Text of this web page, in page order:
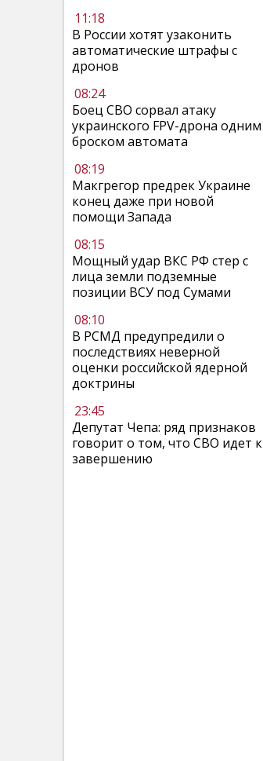
11:18
В России хотят узаконить
автоматические штрафы с
дронов
08:24
Боец СВО сорвал атаку
украинского FPV-дрона одним
броском автомата
08:19
Макгрегор предрек Украине
конец даже при новой
помощи Запада
08:15
Мощный удар ВКС РФ стер с
лица земли подземные
позиции ВСУ под Сумами
08:10
В РСМД предупредили о
последствиях неверной
оценки российской ядерной
доктрины
23:45
Депутат Чепа: ряд признаков
говорит о том, что СВО идет к
завершению